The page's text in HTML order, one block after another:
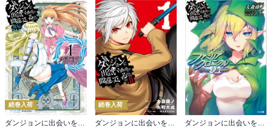
続巻入荷 続巻入荷